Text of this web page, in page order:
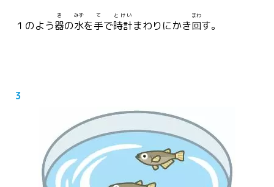
１のよう器
き
の水
みず
を手
て
で時計
とけい
まわりにかき回
まわ
す。
3